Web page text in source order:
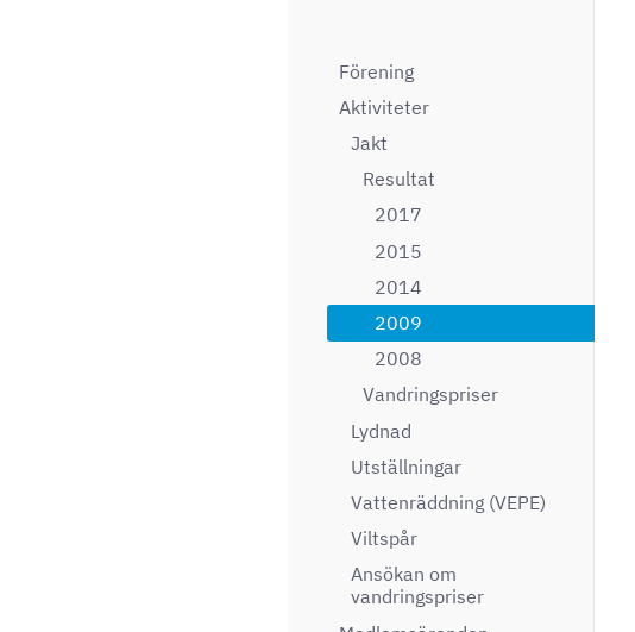
Förening
Aktiviteter
Jakt
Resultat
2017
2015
2014
2009
2008
Vandringspriser
Lydnad
Utställningar
Vattenräddning (VEPE)
Viltspår
Ansökan om
vandringspriser